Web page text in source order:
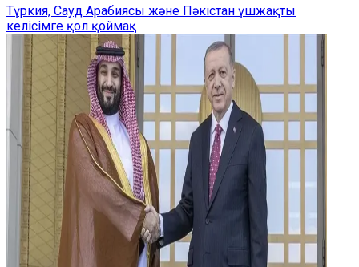
Түркия, Сауд Арабиясы және Пәкістан үшжақты
келісімге қол қоймақ